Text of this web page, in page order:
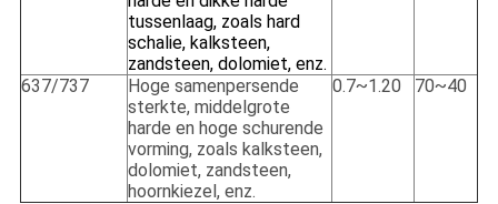
tussenlaag, zoals hard
schalie, kalksteen,
zandsteen, dolomiet, enz.
637/737
Hoge samenpersende
sterkte, middelgrote
harde en hoge schurende
vorming, zoals kalksteen,
dolomiet, zandsteen,
hoornkiezel, enz.
0.7~1.20 70~40